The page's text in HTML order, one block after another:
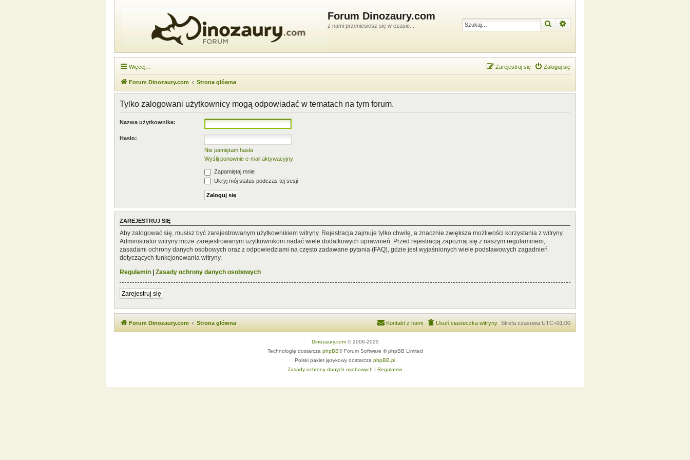
Forum Dinozaury.com
z nami przeniesiesz się w czasie... Szukaj
Więcej… Zaloguj się
Zarejestruj się
Forum Dinozaury.com Strona główna
Tylko zalogowani użytkownicy mogą odpowiadać w tematach na tym forum.
Nazwa użytkownika:
Hasło:
Nie pamiętam hasła
Wyślij ponownie e-mail aktywacyjny
Zapamiętaj mnie
Ukryj mój status podczas tej sesji
ZAREJESTRUJ SIĘ
Aby zalogować się, musisz być zarejestrowanym użytkownikiem witryny. Rejestracja zajmuje tylko chwilę, a znacznie zwiększa możliwości korzystania z witryny.
Administrator witryny może zarejestrowanym użytkownikom nadać wiele dodatkowych uprawnień. Przed rejestracją zapoznaj się z naszym regulaminem,
zasadami ochrony danych osobowych oraz z odpowiedziami na często zadawane pytania (FAQ), gdzie jest wyjaśnionych wiele podstawowych zagadnień
dotyczących funkcjonowania witryny.
Regulamin | Zasady ochrony danych osobowych
Zarejestruj się
Forum Dinozaury.com Strona główna Strefa czasowa UTC+01:00
Usuń ciasteczka witryny
Kontakt z nami
Dinozaury.com© 2006-2020
Technologię dostarcza phpBB® Forum Software © phpBB Limited
Polski pakiet językowy dostarcza phpBB.pl
Zasady ochrony danych osobowych | Regulamin